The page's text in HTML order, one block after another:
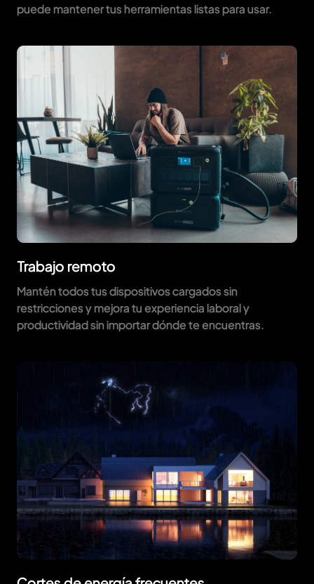
puede mantener tus herramientas listas para usar.
Trabajo remoto
Mantén todos tus dispositivos cargados sin
restricciones y mejora tu experiencia laboral y
productividad sin importar dónde te encuentras.